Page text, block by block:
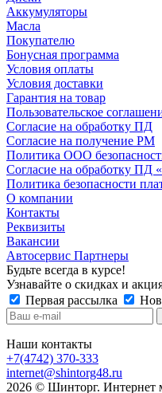
Аккумуляторы
Масла
Покупателю
Бонусная программа
Условия оплаты
Условия доставки
Гарантия на товар
Пользовательское
Согласие на обработку ПД
Согласие на получение РМ
Политика ООО
Согласие на обработку ПД
Политика безопасности
О компании
Контакты
Реквизиты
Вакансии
Автосервис Партнеры
Будьте всегда в курсе!
Узнавайте о скидках и
Первая рассылка
Наши контакты
+7(4742) 370-333
internet@shintorg48.ru
2026 © Шинторг. Интернет